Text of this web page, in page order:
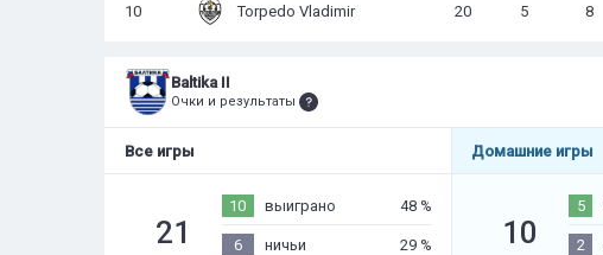
10 Torpedo Vladimir 20 5 8
Baltika II
Очки и результаты
Все игры
21
10 выиграно 48 %
6 ничьи 29 %
Домашние игры
10
5
2